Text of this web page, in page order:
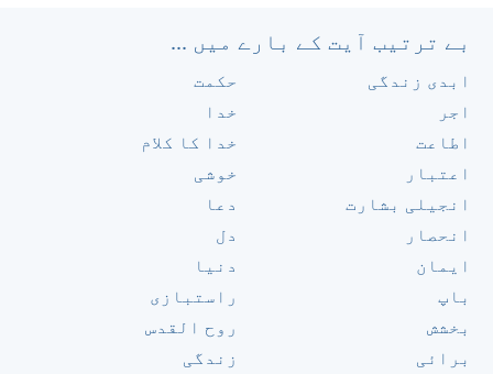
بے ترتیب آیت کے بارے میں ...
ابدی زندگی
اجر
اطاعت
اعتبار
انجیلی بشارت
انحصار
ایمان
باپ
بخشش
برائی
حکمت
خدا
خدا کا کلام
خوشی
دعا
دل
دنیا
راستبازی
روح القدس
زندگی